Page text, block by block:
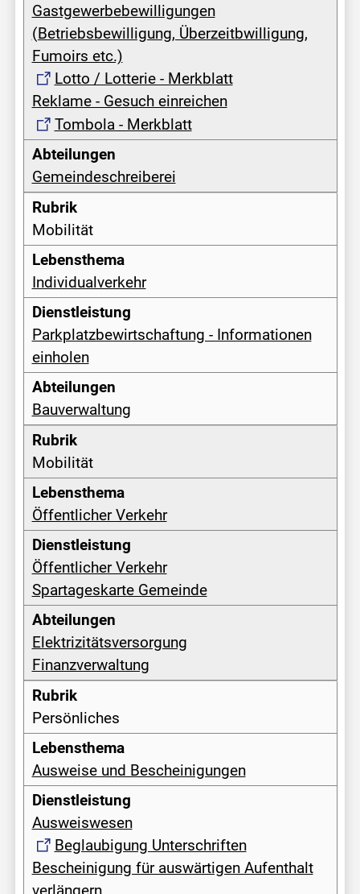
Gastgewerbebewilligungen
(Betriebsbewilligung, Überzeitbwilligung,
Fumoirs etc.)
Lotto / Lotterie - Merkblatt
Reklame - Gesuch einreichen
Tombola - Merkblatt
Gemeindeschreiberei
Mobilität
Individualverkehr
Parkplatzbewirtschaftung - Informationen
einholen
Bauverwaltung
Mobilität
Öffentlicher Verkehr
Öffentlicher Verkehr
Spartageskarte Gemeinde
Elektrizitätsversorgung
Finanzverwaltung
Persönliches
Ausweise und Bescheinigungen
Ausweiswesen
Beglaubigung Unterschriften
Bescheinigung für auswärtigen Aufenthalt